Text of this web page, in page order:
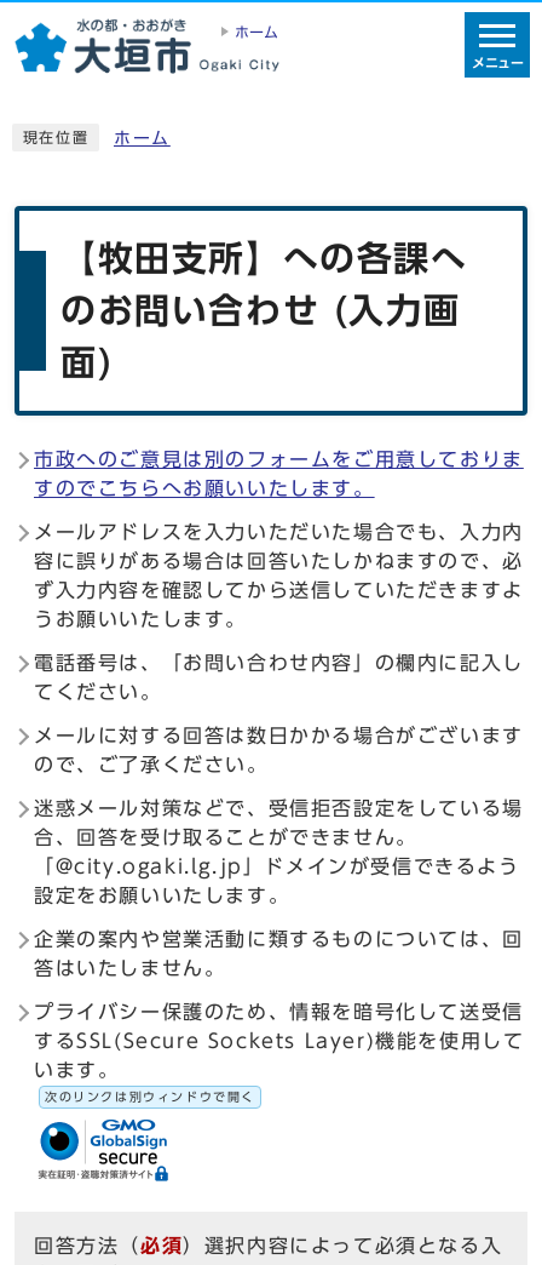
ホーム
メニュー
現在位置 ホーム
【牧田支所】への各課へ
のお問い合わせ (入力画
面)
市政へのご意見は別のフォームをご用意しておりま
すのでこちらへお願いいたします。
メールアドレスを入力いただいた場合でも、入力内
容に誤りがある場合は回答いたしかねますので、必
ず入力内容を確認してから送信していただきますよ
うお願いいたします。
電話番号は、「お問い合わせ内容」の欄内に記入し
てください。
メールに対する回答は数日かかる場合がございます
ので、ご了承ください。
迷惑メール対策などで、受信拒否設定をしている場
合、回答を受け取ることができません。
「@city.ogaki.lg.jp」ドメインが受信できるよう
設定をお願いいたします。
企業の案内や営業活動に類するものについては、回
答はいたしません。
プライバシー保護のため、情報を暗号化して送受信
するSSL(Secure Sockets Layer)機能を使用して
います。
次のリンクは別ウィンドウで開く
回答方法 （必須）選択内容によって必須となる入